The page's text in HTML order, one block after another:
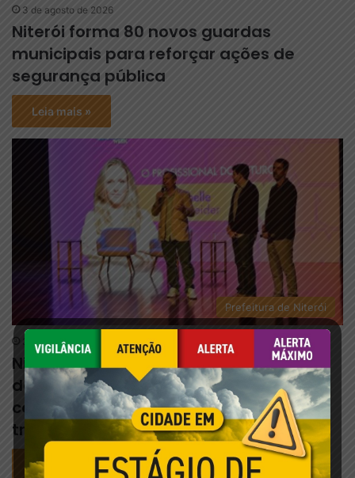
3 de agosto de 2026
Niterói forma 80 novos guardas
municipais para reforçar ações de
segurança pública
Leia mais »
Prefeitura de Niterói
3 de agosto de 2026
Niterói Innovation Experience antecipa
debates do Rio Innovation Week 2026
com foco no futuro da tecnologia e do
trabalho
Leia mais »